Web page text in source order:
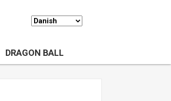
DRAGON BALL